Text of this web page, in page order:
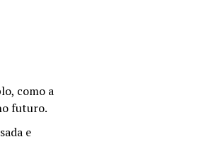
como a
futuro.
e